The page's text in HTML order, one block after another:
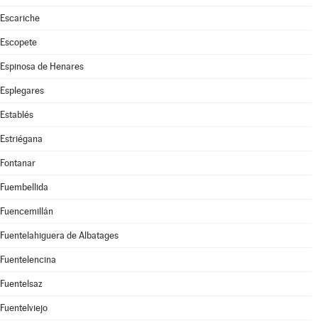
Escariche
Escopete
Espinosa de Henares
Esplegares
Establés
Estriégana
Fontanar
Fuembellida
Fuencemillán
Fuentelahiguera de Albatages
Fuentelencina
Fuentelsaz
Fuentelviejo